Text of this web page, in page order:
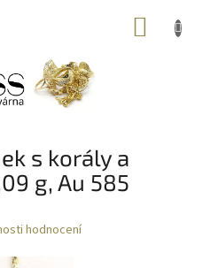
s korály a
g, Au 585
hodnocení